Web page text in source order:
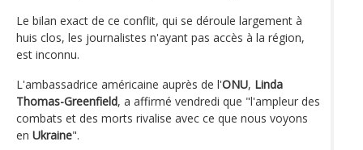
Le bilan exact de ce conflit, qui se déroule largement à
huis clos, les journalistes n'ayant pas accès à la région,
est inconnu.
L'ambassadrice américaine auprès de l'ONU, Linda
Thomas-Greenfield, a affirmé vendredi que "l'ampleur des
combats et des morts rivalise avec ce que nous voyons
en Ukraine".